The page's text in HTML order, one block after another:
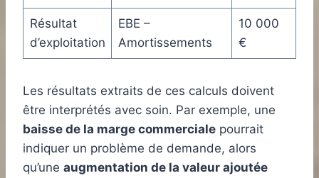
Résultat
d’exploitation
EBE –
Amortissements
10 000
€
Les résultats extraits de ces calculs doivent
être interprétés avec soin. Par exemple, une
baisse de la marge commerciale pourrait
indiquer un problème de demande, alors
qu’une augmentation de la valeur ajoutée